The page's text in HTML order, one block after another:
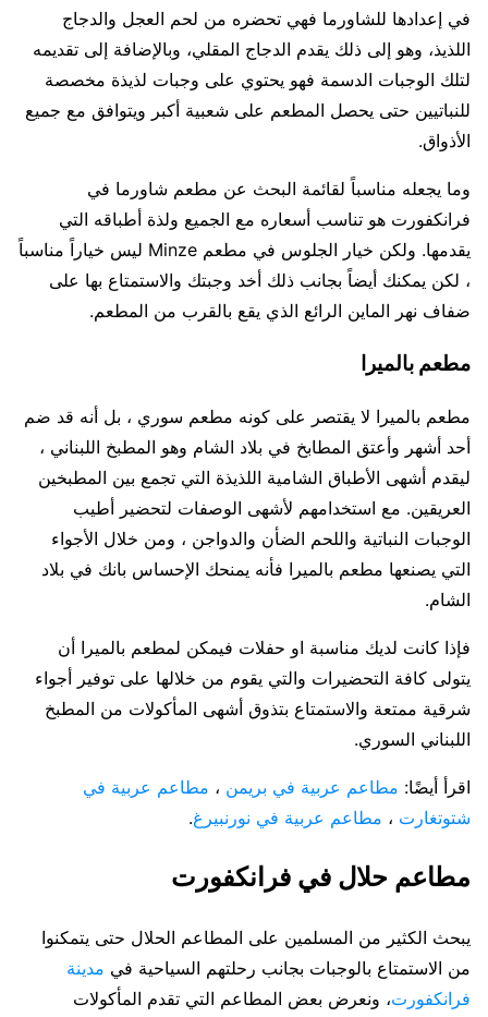
في إعدادها للشاورما فهي تحضره من لحم العجل والدجاج
اللذيذ، وهو إلى ذلك يقدم الدجاج المقلي، وبالإضافة إلى تقديمه
لتلك الوجبات الدسمة فهو يحتوي على وجبات لذيذة مخصصة
للنباتيين حتى يحصل المطعم على شعبية أكبر ويتوافق مع جميع
الأذواق.
وما يجعله مناسباً لقائمة البحث عن مطعم شاورما في
فرانكفورت هو تناسب أسعاره مع الجميع ولذة أطباقه التي
يقدمها. ولكن خيار الجلوس في مطعم Minze ليس خياراً مناسباً
، لكن يمكنك أيضاً بجانب ذلك أخد وجبتك والاستمتاع بها على
ضفاف نهر الماين الرائع الذي يقع بالقرب من المطعم.
مطعم بالميرا
مطعم بالميرا لا يقتصر على كونه مطعم سوري ، بل أنه قد ضم
أحد أشهر وأعتق المطابخ في بلاد الشام وهو المطبخ اللبناني ،
ليقدم أشهى الأطباق الشامية اللذيذة التي تجمع بين المطبخين
العريقين. مع استخدامهم لأشهى الوصفات لتحضير أطيب
الوجبات النباتية واللحم الضأن والدواجن ، ومن خلال الأجواء
التي يصنعها مطعم بالميرا فأنه يمنحك الإحساس بانك في بلاد
الشام.
فإذا كانت لديك مناسبة او حفلات فيمكن لمطعم بالميرا أن
يتولى كافة التحضيرات والتي يقوم من خلالها على توفير أجواء
شرقية ممتعة والاستمتاع بتذوق أشهى المأكولات من المطبخ
اللبناني السوري.
اقرأ أيضًا: مطاعم عربية في بريمن ، مطاعم عربية في
شتوتغارت ، مطاعم عربية في نورنبيرغ.
مطاعم حلال في فرانكفورت
يبحث الكثير من المسلمين على المطاعم الحلال حتى يتمكنوا
من الاستمتاع بالوجبات بجانب رحلتهم السياحية في مدينة
فرانكفورت، ونعرض بعض المطاعم التي تقدم المأكولات